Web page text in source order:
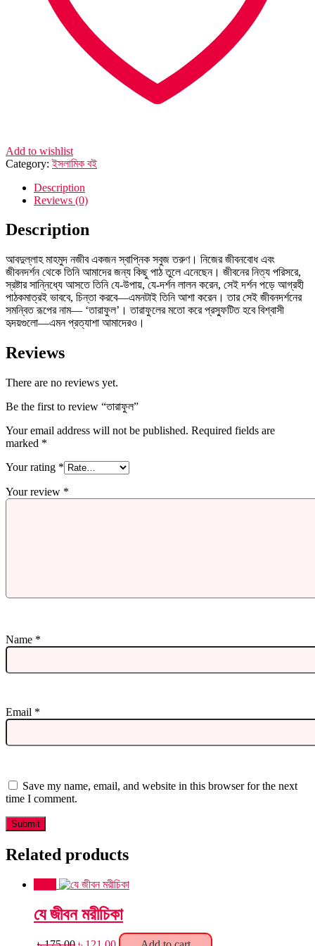
Add to wishlist
Category:ইসলামিক বই
Description
Reviews (0)
Description
আবদুল্লাহ মাহমুদ নজীব একজন স্বাপ্নিক সবুজ তরুণ। নিজের জীবনবোধ এবং
জীবনদর্শন থেকে তিনি আমাদের জন্য কিছু পাঠ তুলে এনেছেন। জীবনের নিত্য পরিসরে,
স্রষ্টার সান্নিধ্যে আসতে তিনি যে-উপায়, যে-দর্শন লালন করেন, সেই দর্শন পড়ে আগ্রহী
পাঠকমাত্রই ভাববে, চিন্তা করবে―এমনটাই তিনি আশা করেন। তার সেই জীবনদর্শনের
সমন্বিত রূপের নাম― ‘তারাফুল’। তারাফুলের মতো করে প্রস্ফুটিত হবে বিশ্বাসী
হৃদয়গুলো―এমন প্রত্যাশা আমাদেরও।
Reviews
There are no reviews yet.
Be the first to review “তারাফুল”
Your email address will not be published. Required fields are
marked *
Your rating *
Your review *
Name *
Email *
Save my name, email, and website in this browser for the next
time I comment.
Related products
যে জীবন মরীচিকা
OriginalCurrent